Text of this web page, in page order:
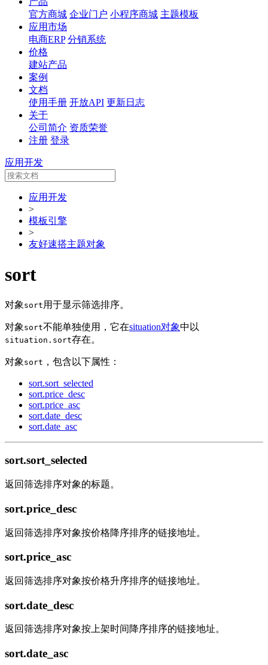
官方商城 企业门户 小程序商城 主题模板
应用市场
电商ERP 分销系统
价格
建站产品
案例
文档
使用手册 开放API 更新日志
关于
公司简介 资质荣誉
注册 登录
应用开发
应用开发
>
模板引擎
>
友好速搭主题对象
sort
对象 sort 用于显示筛选排序。
对象 sort不能单独使用，它在situation对象中以
situation.sort存在。
对象 sort ，包含以下属性：
sort.sort_selected
sort.price_desc
sort.price_asc
sort.date_desc
sort.date_asc
sort.sort_selected
返回筛选排序对象的标题。
sort.price_desc
返回筛选排序对象按价格降序排序的链接地址。
sort.price_asc
返回筛选排序对象按价格升序排序的链接地址。
sort.date_desc
返回筛选排序对象按上架时间降序排序的链接地址。
sort.date_asc